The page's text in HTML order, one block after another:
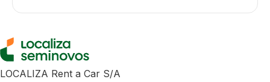
LOCALIZA Rent a Car S/A